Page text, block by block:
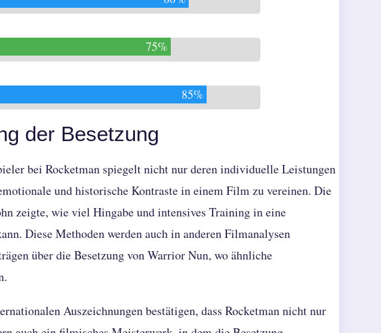
75%
85%
der Besetzung
bei Rocketman spiegelt nicht nur deren individuelle Leistungen
und historische Kontraste in einem Film zu vereinen. Die
zeigte, wie viel Hingabe und intensives Training in eine
Diese Methoden werden auch in anderen Filmanalysen
über dieBesetzung von Warrior Nun, wo ähnliche
Auszeichnungen bestätigen, dass Rocketman nicht nur